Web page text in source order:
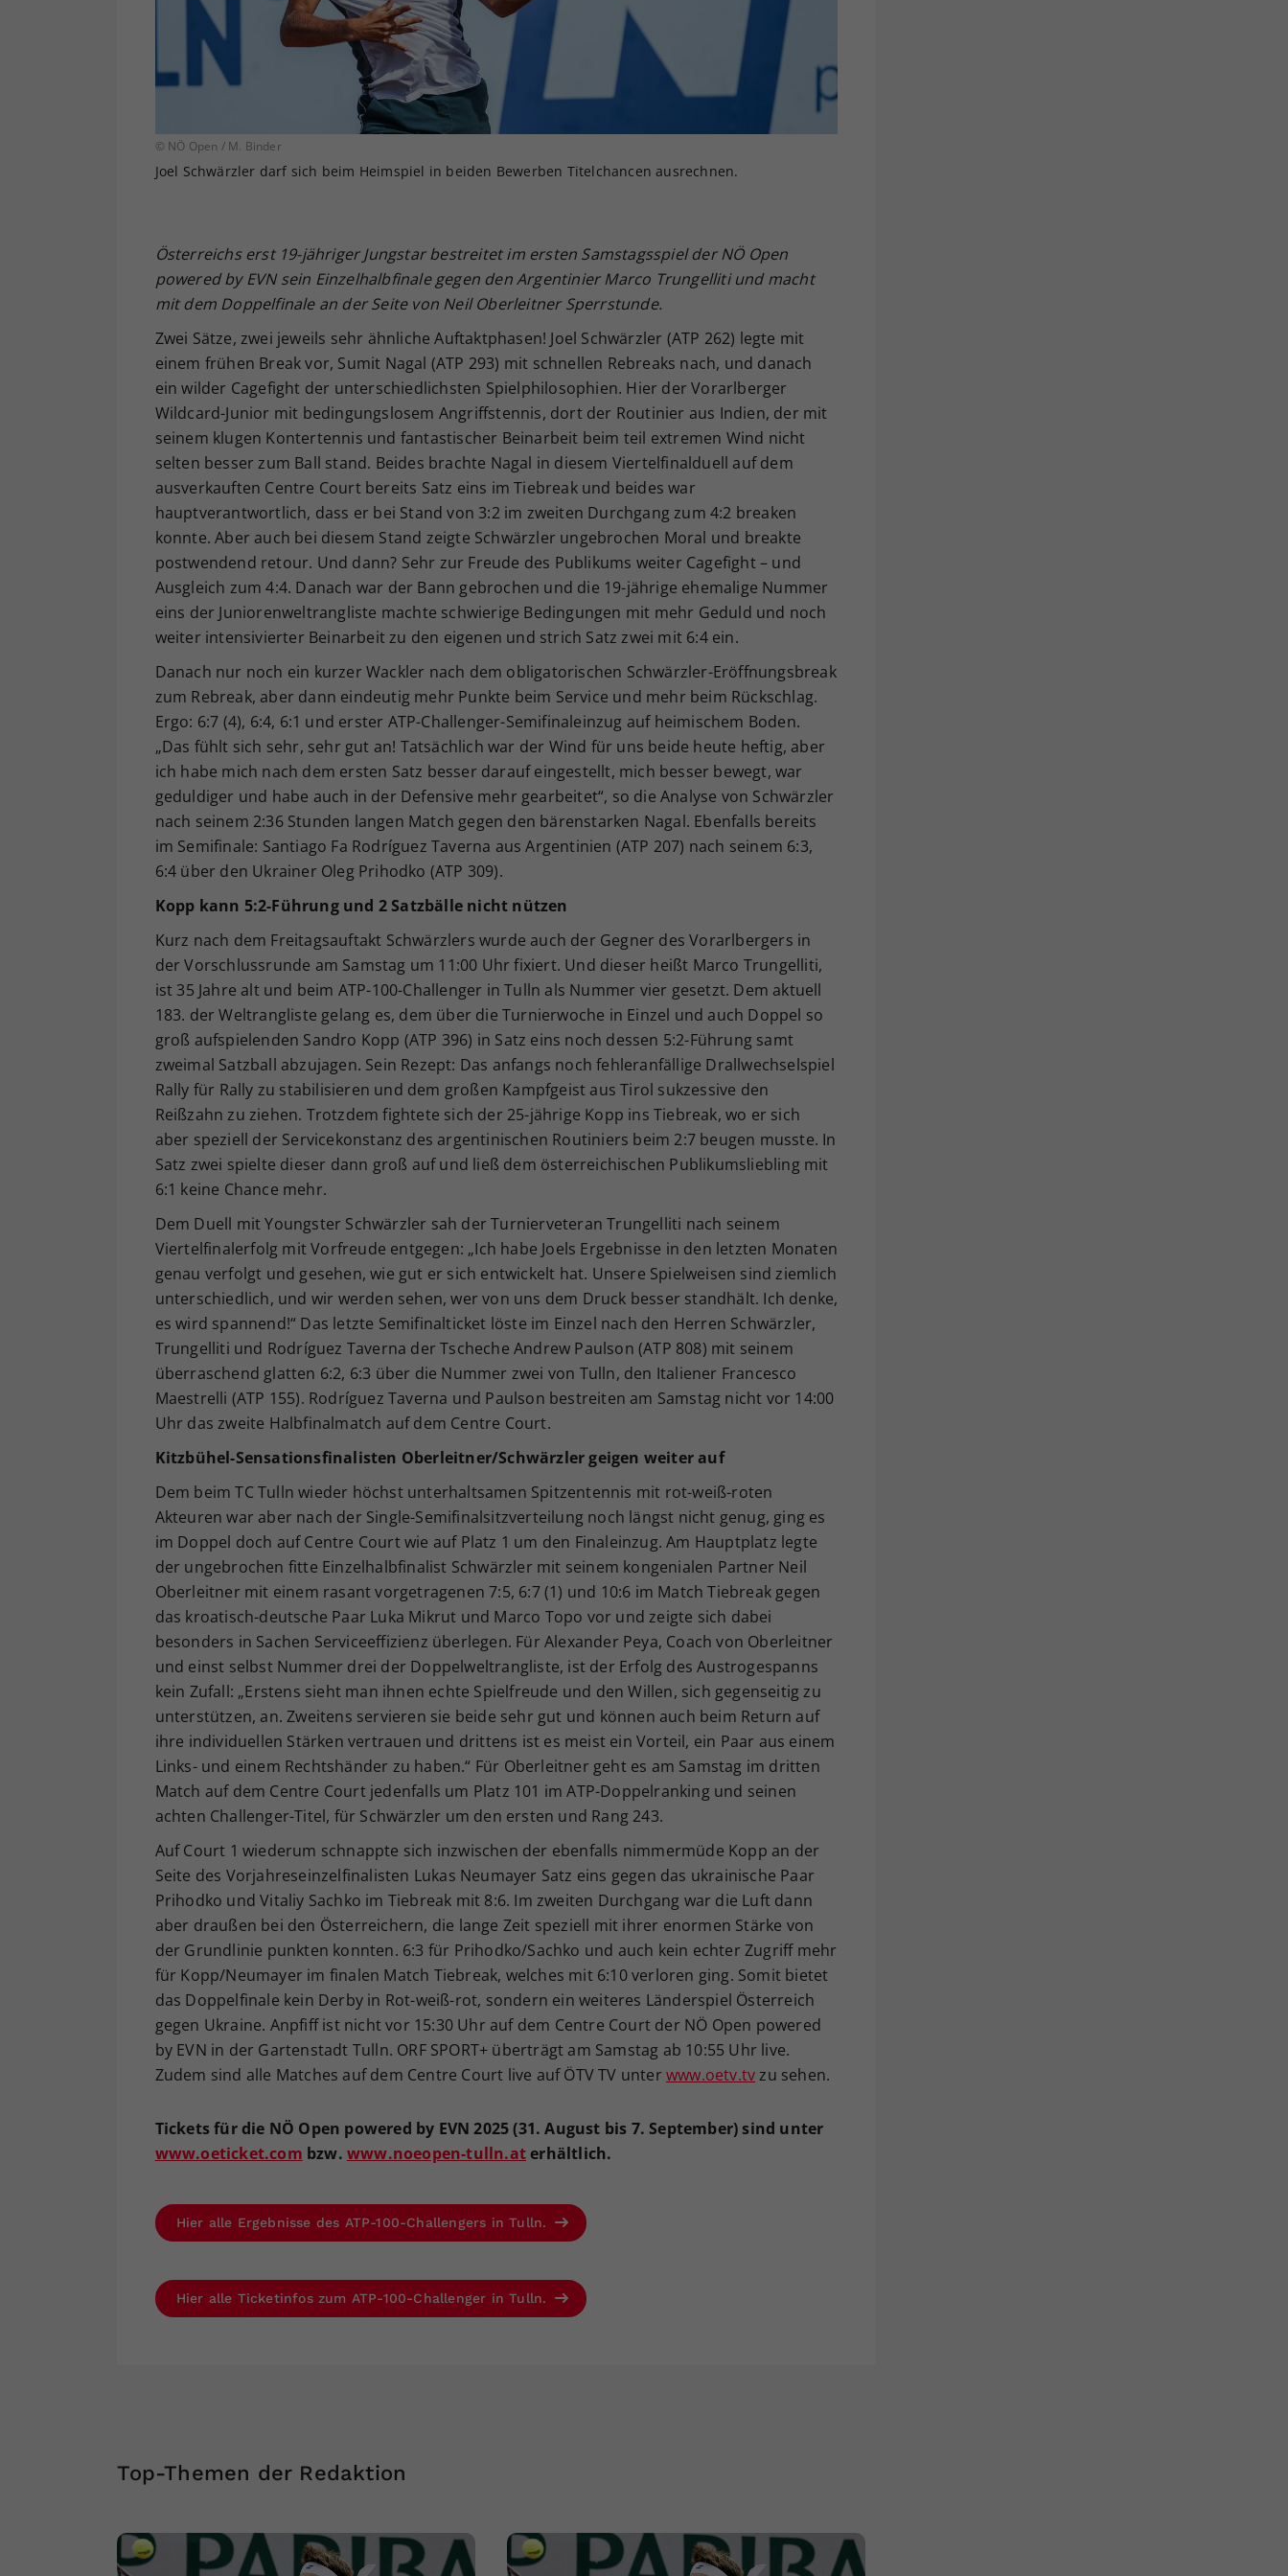
© NÖ Open / M. Binder
Joel Schwärzler darf sich beim Heimspiel in beiden Bewerben Titelchancen ausrechnen.
Österreichs erst 19-jähriger Jungstar bestreitet im ersten Samstagsspiel der NÖ Open
powered by EVN sein Einzelhalbfinale gegen den Argentinier Marco Trungelliti und macht
mit dem Doppelfinale an der Seite von Neil Oberleitner Sperrstunde.
Zwei Sätze, zwei jeweils sehr ähnliche Auftaktphasen! Joel Schwärzler (ATP 262) legte mit
einem frühen Break vor, Sumit Nagal (ATP 293) mit schnellen Rebreaks nach, und danach
ein wilder Cagefight der unterschiedlichsten Spielphilosophien. Hier der Vorarlberger
Wildcard-Junior mit bedingungslosem Angriffstennis, dort der Routinier aus Indien, der mit
seinem klugen Kontertennis und fantastischer Beinarbeit beim teil extremen Wind nicht
selten besser zum Ball stand. Beides brachte Nagal in diesem Viertelfinalduell auf dem
ausverkauften Centre Court bereits Satz eins im Tiebreak und beides war
hauptverantwortlich, dass er bei Stand von 3:2 im zweiten Durchgang zum 4:2 breaken
konnte. Aber auch bei diesem Stand zeigte Schwärzler ungebrochen Moral und breakte
postwendend retour. Und dann? Sehr zur Freude des Publikums weiter Cagefight – und
Ausgleich zum 4:4. Danach war der Bann gebrochen und die 19-jährige ehemalige Nummer
eins der Juniorenweltrangliste machte schwierige Bedingungen mit mehr Geduld und noch
weiter intensivierter Beinarbeit zu den eigenen und strich Satz zwei mit 6:4 ein.
Danach nur noch ein kurzer Wackler nach dem obligatorischen Schwärzler-Eröffnungsbreak
zum Rebreak, aber dann eindeutig mehr Punkte beim Service und mehr beim Rückschlag.
Ergo: 6:7 (4), 6:4, 6:1 und erster ATP-Challenger-Semifinaleinzug auf heimischem Boden.
„Das fühlt sich sehr, sehr gut an! Tatsächlich war der Wind für uns beide heute heftig, aber
ich habe mich nach dem ersten Satz besser darauf eingestellt, mich besser bewegt, war
geduldiger und habe auch in der Defensive mehr gearbeitet“, so die Analyse von Schwärzler
nach seinem 2:36 Stunden langen Match gegen den bärenstarken Nagal. Ebenfalls bereits
im Semifinale: Santiago Fa Rodríguez Taverna aus Argentinien (ATP 207) nach seinem 6:3,
6:4 über den Ukrainer Oleg Prihodko (ATP 309).
Kopp kann 5:2-Führung und 2 Satzbälle nicht nützen
Kurz nach dem Freitagsauftakt Schwärzlers wurde auch der Gegner des Vorarlbergers in
der Vorschlussrunde am Samstag um 11:00 Uhr fixiert. Und dieser heißt Marco Trungelliti,
ist 35 Jahre alt und beim ATP-100-Challenger in Tulln als Nummer vier gesetzt. Dem aktuell
183. der Weltrangliste gelang es, dem über die Turnierwoche in Einzel und auch Doppel so
groß aufspielenden Sandro Kopp (ATP 396) in Satz eins noch dessen 5:2-Führung samt
zweimal Satzball abzujagen. Sein Rezept: Das anfangs noch fehleranfällige Drallwechselspiel
Rally für Rally zu stabilisieren und dem großen Kampfgeist aus Tirol sukzessive den
Reißzahn zu ziehen. Trotzdem fightete sich der 25-jährige Kopp ins Tiebreak, wo er sich
aber speziell der Servicekonstanz des argentinischen Routiniers beim 2:7 beugen musste. In
Satz zwei spielte dieser dann groß auf und ließ dem österreichischen Publikumsliebling mit
6:1 keine Chance mehr.
Dem Duell mit Youngster Schwärzler sah der Turnierveteran Trungelliti nach seinem
Viertelfinalerfolg mit Vorfreude entgegen: „Ich habe Joels Ergebnisse in den letzten Monaten
genau verfolgt und gesehen, wie gut er sich entwickelt hat. Unsere Spielweisen sind ziemlich
unterschiedlich, und wir werden sehen, wer von uns dem Druck besser standhält. Ich denke,
es wird spannend!“ Das letzte Semifinalticket löste im Einzel nach den Herren Schwärzler,
Trungelliti und Rodríguez Taverna der Tscheche Andrew Paulson (ATP 808) mit seinem
überraschend glatten 6:2, 6:3 über die Nummer zwei von Tulln, den Italiener Francesco
Maestrelli (ATP 155). Rodríguez Taverna und Paulson bestreiten am Samstag nicht vor 14:00
Uhr das zweite Halbfinalmatch auf dem Centre Court.
Kitzbühel-Sensationsfinalisten Oberleitner/Schwärzler geigen weiter auf
Dem beim TC Tulln wieder höchst unterhaltsamen Spitzentennis mit rot-weiß-roten
Akteuren war aber nach der Single-Semifinalsitzverteilung noch längst nicht genug, ging es
im Doppel doch auf Centre Court wie auf Platz 1 um den Finaleinzug. Am Hauptplatz legte
der ungebrochen fitte Einzelhalbfinalist Schwärzler mit seinem kongenialen Partner Neil
Oberleitner mit einem rasant vorgetragenen 7:5, 6:7 (1) und 10:6 im Match Tiebreak gegen
das kroatisch-deutsche Paar Luka Mikrut und Marco Topo vor und zeigte sich dabei
besonders in Sachen Serviceeffizienz überlegen. Für Alexander Peya, Coach von Oberleitner
und einst selbst Nummer drei der Doppelweltrangliste, ist der Erfolg des Austrogespanns
kein Zufall: „Erstens sieht man ihnen echte Spielfreude und den Willen, sich gegenseitig zu
unterstützen, an. Zweitens servieren sie beide sehr gut und können auch beim Return auf
ihre individuellen Stärken vertrauen und drittens ist es meist ein Vorteil, ein Paar aus einem
Links- und einem Rechtshänder zu haben.“ Für Oberleitner geht es am Samstag im dritten
Match auf dem Centre Court jedenfalls um Platz 101 im ATP-Doppelranking und seinen
achten Challenger-Titel, für Schwärzler um den ersten und Rang 243.
Auf Court 1 wiederum schnappte sich inzwischen der ebenfalls nimmermüde Kopp an der
Seite des Vorjahreseinzelfinalisten Lukas Neumayer Satz eins gegen das ukrainische Paar
Prihodko und Vitaliy Sachko im Tiebreak mit 8:6. Im zweiten Durchgang war die Luft dann
aber draußen bei den Österreichern, die lange Zeit speziell mit ihrer enormen Stärke von
der Grundlinie punkten konnten. 6:3 für Prihodko/Sachko und auch kein echter Zugriff mehr
für Kopp/Neumayer im finalen Match Tiebreak, welches mit 6:10 verloren ging. Somit bietet
das Doppelfinale kein Derby in Rot-weiß-rot, sondern ein weiteres Länderspiel Österreich
gegen Ukraine. Anpfiff ist nicht vor 15:30 Uhr auf dem Centre Court der NÖ Open powered
by EVN in der Gartenstadt Tulln. ORF SPORT+ überträgt am Samstag ab 10:55 Uhr live.
Zudem sind alle Matches auf dem Centre Court live auf ÖTV TV unter www.oetv.tvzu sehen.
Tickets für die NÖ Open powered by EVN 2025 (31. August bis 7. September) sind unter
www.oeticket.com bzw. www.noeopen-tulln.aterhältlich.
Hier alle Ergebnisse des ATP-100-Challengers in Tulln.
Hier alle Ticketinfos zum ATP-100-Challenger in Tulln.
Top-Themen der Redaktion
Ihrer vorgenommen Einstellungen, falls der
Webseiten-Betreiber dies eingestellt hat.